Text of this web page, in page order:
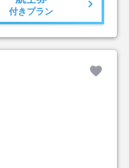
付きプラン